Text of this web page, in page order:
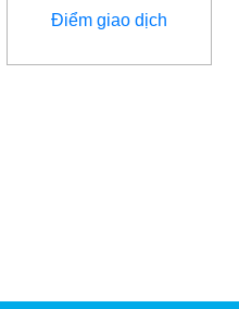
Điểm giao dịch